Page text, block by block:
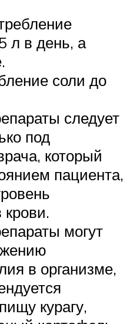
л в день, а
соли до
следует
под
который
пациента,
крови.
могут
в организме,
курагу,